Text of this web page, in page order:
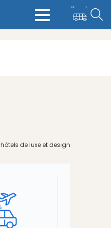
hôtels de luxe et design